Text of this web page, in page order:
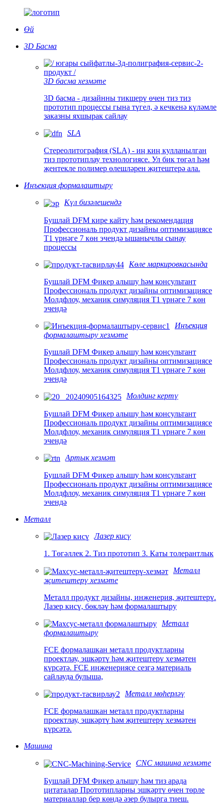
Өй
3D Басма
3D басма хезмәте
3D басма - дизайнны тикшерү өчен тиз тиз
прототип процессы гына түгел, ә кечкенә күләмле
заказны яхшырак сайлау
SLA
Стереолитография (SLA) - иң киң кулланылган
тиз прототиплау технологиясе. Ул бик төгәл һәм
җентекле полимер өлешләрен җитештерә ала.
Инъекция формалаштыру
Күл бизәлешендә
Бушлай DFM кире кайту һәм рекомендация
Профессиональ продукт дизайны оптимизациясе
T1 үрнәге 7 көн эчендә ышанычлы сынау
процессы
Көле маркировкасында
Бушлай DFM Фикер алышу һәм консультант
Профессиональ продукт дизайны оптимизациясе
Молдфлоу, механик симуляция T1 үрнәге 7 көн
эчендә
Инъекция
формалаштыру хезмәте
Бушлай DFM Фикер алышу һәм консультант
Профессиональ продукт дизайны оптимизациясе
Молдфлоу, механик симуляция T1 үрнәге 7 көн
эчендә
Молдинг кертү
Бушлай DFM Фикер алышу һәм консультант
Профессиональ продукт дизайны оптимизациясе
Молдфлоу, механик симуляция T1 үрнәге 7 көн
эчендә
Артык хезмәт
Бушлай DFM Фикер алышу һәм консультант
Профессиональ продукт дизайны оптимизациясе
Молдфлоу, механик симуляция T1 үрнәге 7 көн
эчендә
Металл
Лазер кисү
1. Төгәллек 2. Тиз прототип 3. Каты толерантлык
Металл
җитештерү хезмәте
Металл продукт дизайны, инженерия, җитештерү.
Лазер кисү, бөкләү һәм формалаштыру
Металл
формалаштыру
FCE формалашкан металл продуктларны
проектлау, эшкәртү һәм җитештерү хезмәтен
күрсәтә. FCE инженериясе сезгә материаль
сайлауда булыша,
Металл мөһерләү
FCE формалашкан металл продуктларны
проектлау, эшкәртү һәм җитештерү хезмәтен
күрсәтә.
Машина
CNC машина хезмәте
Бушлай DFM Фикер алышу һәм тиз арада
цитаталар Прототипларны эшкәртү өчен төрле
материаллар бер көндә әзер булырга тиеш.